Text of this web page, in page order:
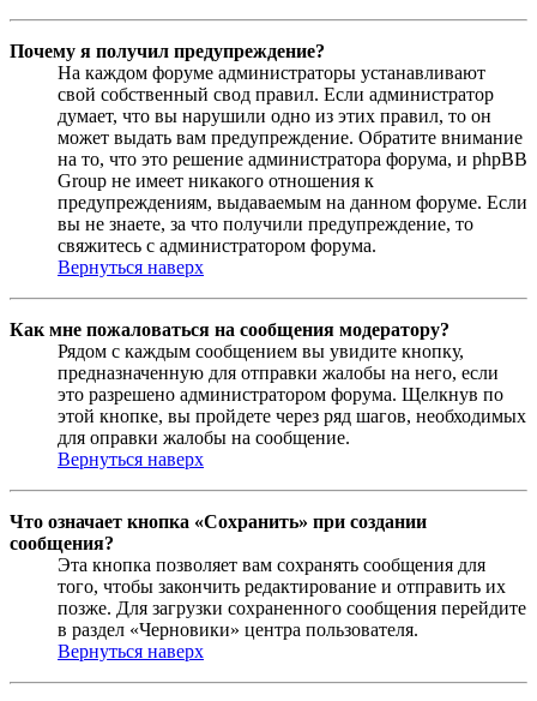
Почему я получил предупреждение?
На каждом форуме администраторы устанавливают
свой собственный свод правил. Если администратор
думает, что вы нарушили одно из этих правил, то он
может выдать вам предупреждение. Обратите внимание
на то, что это решение администратора форума, и phpBB
Group не имеет никакого отношения к
предупреждениям, выдаваемым на данном форуме. Если
вы не знаете, за что получили предупреждение, то
свяжитесь с администратором форума.
Вернуться наверх
Как мне пожаловаться на сообщения модератору?
Рядом с каждым сообщением вы увидите кнопку,
предназначенную для отправки жалобы на него, если
это разрешено администратором форума. Щелкнув по
этой кнопке, вы пройдете через ряд шагов, необходимых
для оправки жалобы на сообщение.
Вернуться наверх
Что означает кнопка «Сохранить» при создании
сообщения?
Эта кнопка позволяет вам сохранять сообщения для
того, чтобы закончить редактирование и отправить их
позже. Для загрузки сохраненного сообщения перейдите
в раздел «Черновики» центра пользователя.
Вернуться наверх